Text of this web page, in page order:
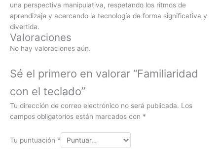
una perspectiva manipulativa, respetando los ritmos de
aprendizaje y acercando la tecnología de forma significativa y
divertida.
Valoraciones
No hay valoraciones aún.
Sé el primero en valorar “Familiaridad
con el teclado”
Tu dirección de correo electrónico no será publicada. Los
campos obligatorios están marcados con *
Tu puntuación *